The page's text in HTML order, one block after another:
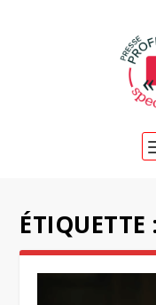
ÉTIQUETTE :